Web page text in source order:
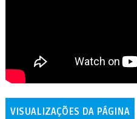
VISUALIZAÇÕES DA PÁGINA